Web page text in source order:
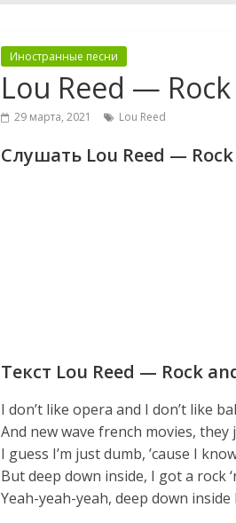
Иностранные песни
Lou Reed —
29 марта, 2021 Lou Reed
Слушать Lou Reed —
Текст Lou Reed — Rock
I don’t like opera and I don’t like
And new wave french movies, they
I guess I’m just dumb, ’cause I
But deep down inside, I got a rock
Yeah-yeah-yeah, deep down inside